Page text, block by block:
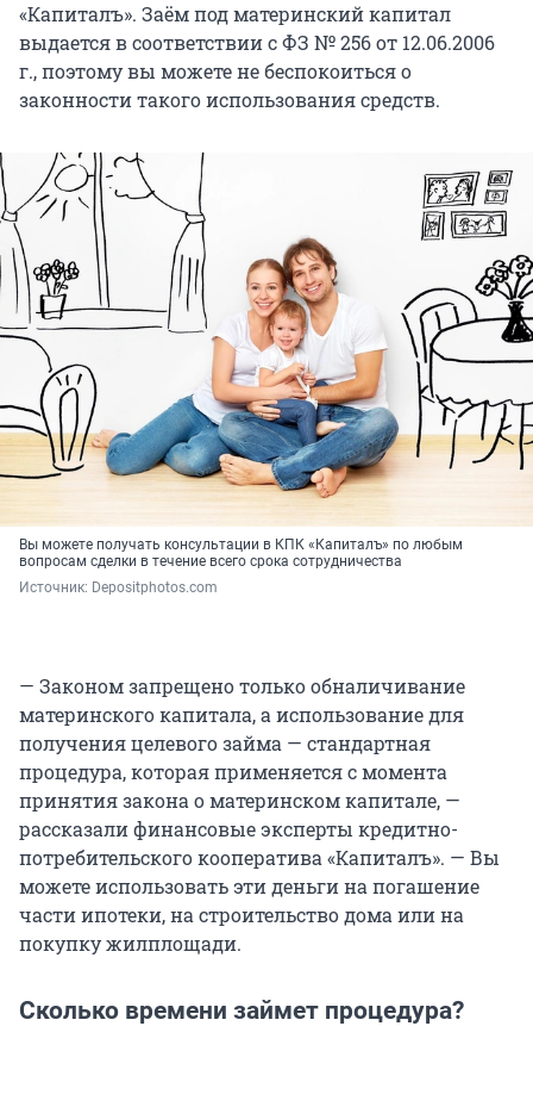
«Капиталъ». Заём под материнский капитал
выдается в соответствии с ФЗ № 256 от 12.06.2006
г., поэтому вы можете не беспокоиться о
законности такого использования средств.
Вы можете получать консультации в КПК «Капиталъ» по любым
вопросам сделки в течение всего срока сотрудничества
Источник: Depositphotos.com
— Законом запрещено только обналичивание
материнского капитала, а использование для
получения целевого займа — стандартная
процедура, которая применяется с момента
принятия закона о материнском капитале, —
рассказали финансовые эксперты кредитно-
потребительского кооператива «Капиталъ». — Вы
можете использовать эти деньги на погашение
части ипотеки, на строительство дома или на
покупку жилплощади.
Сколько времени займет процедура?